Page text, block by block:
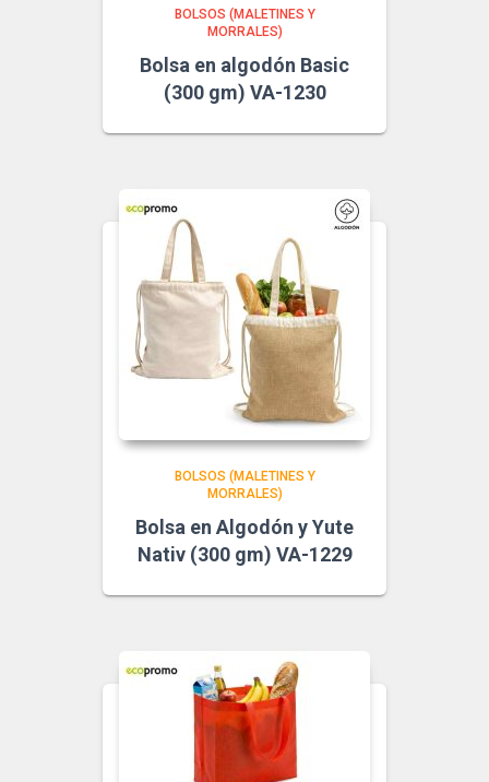
BOLSOS (MALETINES Y
MORRALES)
Bolsa en algodón Basic
(300 gm) VA-1230
BOLSOS (MALETINES Y
MORRALES)
Bolsa en Algodón y Yute
Nativ (300 gm) VA-1229